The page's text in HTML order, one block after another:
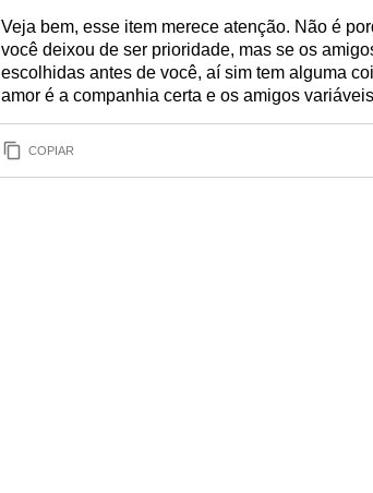
Veja bem, esse item merece atenção. Não é
você deixou de ser prioridade, mas se os
escolhidas antes de você, aí sim tem alguma
amor é a companhia certa e os amigos
COPIAR